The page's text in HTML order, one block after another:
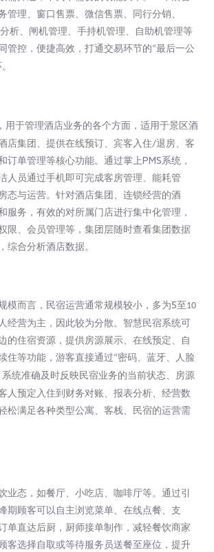
管理、窗口售票、微信售票、同行分销、
析、闸机管理、手持机管理、自助机管理等
管控，便捷高效，打通交易环节的“最后一公
用于管理酒店业务的各个方面，适用于景区酒
店集团、提供在线预订、宾客入住/退房、客
订单管理等核心功能。通过掌上 PMS系统，
人员通过手机即可完成客房管理、能耗管
态与运营。针对酒店集团、连锁经营的酒
服务，有效的对所属门店进行集中化管理，
限、会员管理等，集团层随时查看集团数据
综合分析酒店数据。
模而言，民宿运营通常规模较小，多为5至 10
经营为主，因此较为分散。智慧民宿系统可
的住宿资源，提供房源展示、在线预定、自
住等功能，游客直接通过“密码、蓝牙、人脸
统准确及时反映民宿业务的当前状态、房源
人预定入住到财务对账、报表分析、经营数
松满足各种类型公寓、客栈、民宿的运营需
业态，如餐厅、小吃店、咖啡厅等。通过引
期顾客可以自主浏览菜单、在线点餐、支
单直达后厨，厨师接单制作，减轻餐饮商家
客选择自取或等待服务员送餐至座位，提升